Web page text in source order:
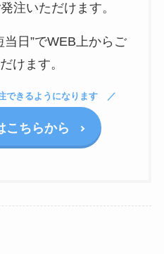
注いただけます。
日”でWEB上からご
けます。
できるようになります
こちらから